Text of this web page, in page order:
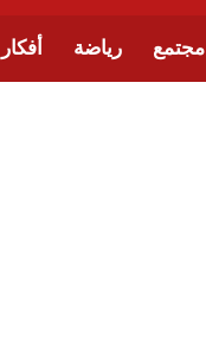
مجتمع رياضة أفكار